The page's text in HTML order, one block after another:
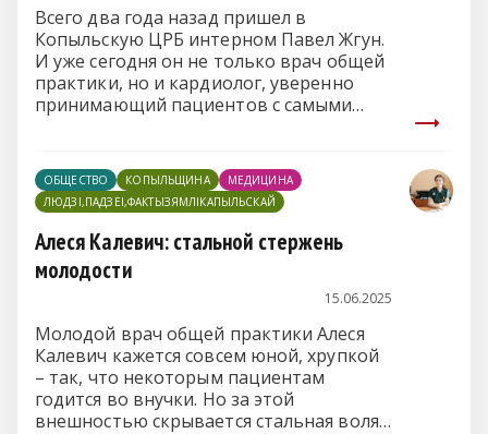
Всего два года назад пришел в
Копыльскую ЦРБ интерном Павел Жгун.
И уже сегодня он не только врач общей
практики, но и кардиолог, уверенно
принимающий пациентов с самыми
ОБЩЕСТВО КОПЫЛЬЩИНА
МЕДИЦИНА
ЛЮДЗІ,ПАДЗЕІ,ФАКТЫЗЯМЛІКАПЫЛЬСКАЙ
Алеся Калевич: стальной стержень
молодости
15.06.2025
Молодой врач общей практики Алеся
Калевич кажется совсем юной, хрупкой
– так, что некоторым пациентам
годится во внучки. Но за этой
внешностью скрывается стальная воля,